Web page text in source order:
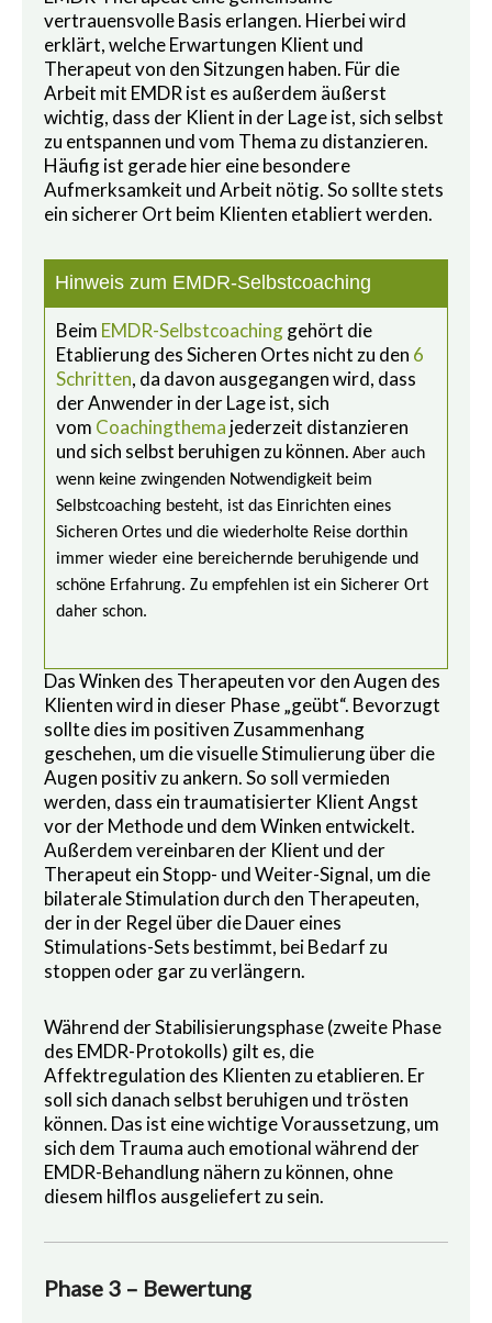
vertrauensvolle Basis erlangen. Hierbei wird
erklärt, welche Erwartungen Klient und
Therapeut von den Sitzungen haben. Für die
Arbeit mit EMDR ist es außerdem äußerst
wichtig, dass der Klient in der Lage ist, sich selbst
zu entspannen und vom Thema zu distanzieren.
Häufig ist gerade hier eine besondere
Aufmerksamkeit und Arbeit nötig. So sollte stets
ein sicherer Ort beim Klienten etabliert werden.
Hinweis zum EMDR-Selbstcoaching
Beim EMDR-Selbstcoachinggehört die
Etablierung des Sicheren Ortes nicht zu den 6
Schritten, da davon ausgegangen wird, dass
der Anwender in der Lage ist, sich
vom Coachingthema jederzeit distanzieren
und sich selbst beruhigen zu können. Aber auch
wenn keine zwingenden Notwendigkeit beim
Selbstcoaching besteht, ist das Einrichten eines
Sicheren Ortes und die wiederholte Reise dorthin
immer wieder eine bereichernde beruhigende und
schöne Erfahrung. Zu empfehlen ist ein Sicherer Ort
daher schon.
Das Winken des Therapeuten vor den Augen des
Klienten wird in dieser Phase „geübt“. Bevorzugt
sollte dies im positiven Zusammenhang
geschehen, um die visuelle Stimulierung über die
Augen positiv zu ankern. So soll vermieden
werden, dass ein traumatisierter Klient Angst
vor der Methode und dem Winken entwickelt.
Außerdem vereinbaren der Klient und der
Therapeut ein Stopp- und Weiter-Signal, um die
bilaterale Stimulation durch den Therapeuten,
der in der Regel über die Dauer eines
Stimulations-Sets bestimmt, bei Bedarf zu
stoppen oder gar zu verlängern.
Während der Stabilisierungsphase (zweite Phase
des EMDR-Protokolls) gilt es, die
Affektregulation des Klienten zu etablieren. Er
soll sich danach selbst beruhigen und trösten
können. Das ist eine wichtige Voraussetzung, um
sich dem Trauma auch emotional während der
EMDR-Behandlung nähern zu können, ohne
diesem hilflos ausgeliefert zu sein.
Phase 3 – Bewertung